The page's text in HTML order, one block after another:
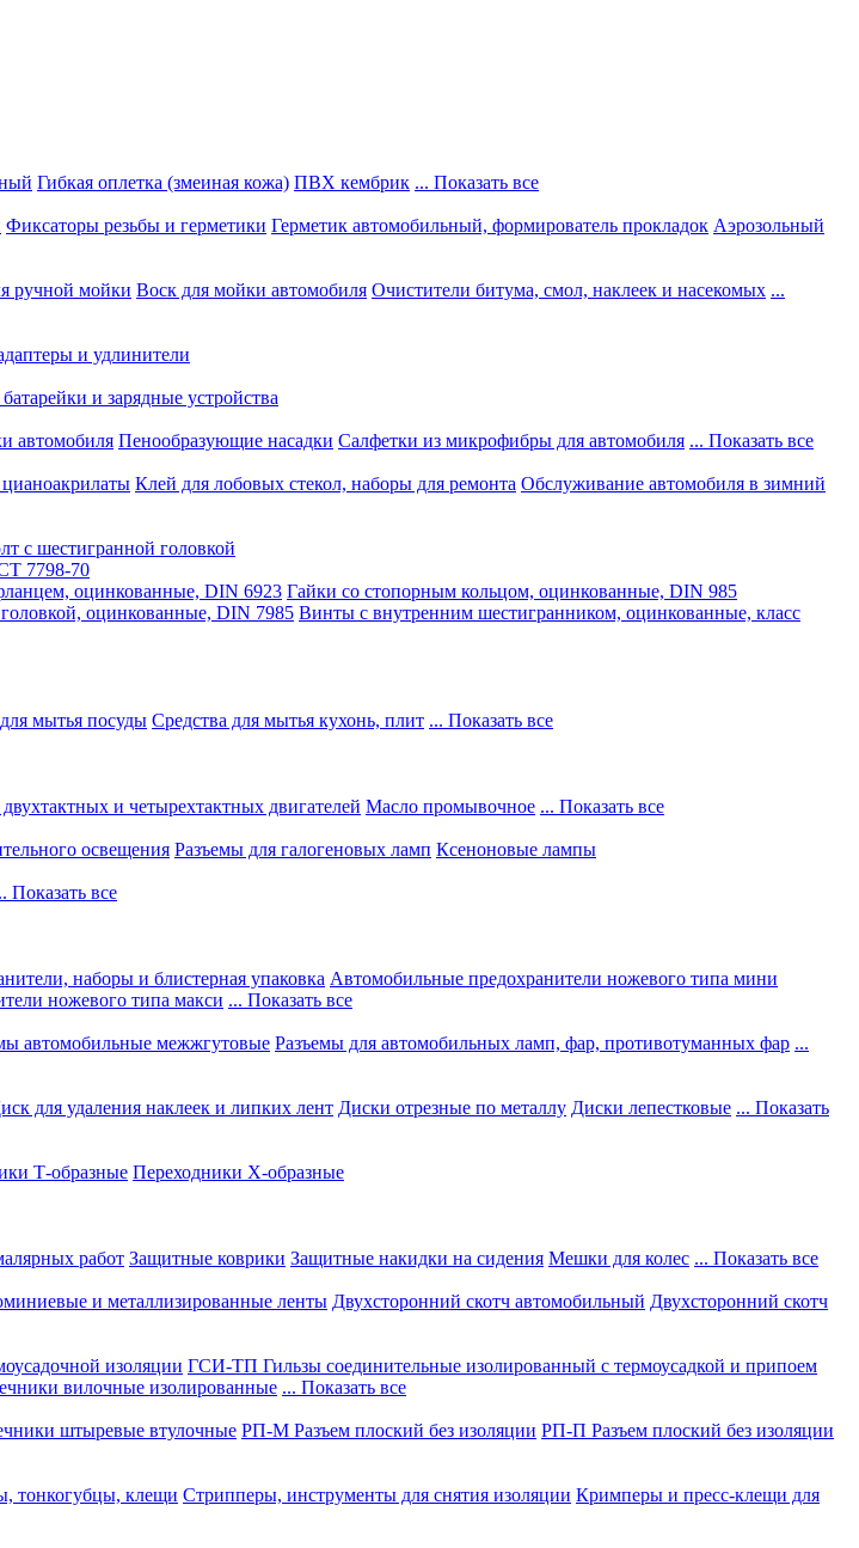
Гибкая оплетка (змеиная кожа) ПВХ кембрик ... Показать все
Фиксаторы резьбы и герметики Герметик автомобильный, формирователь прокладок Аэрозольный
ручной мойки Воск для мойки автомобиля Очистители битума, смол, наклеек и насекомых ...
и удлинители
и зарядные устройства
автомобиля Пенообразующие насадки Салфетки из микрофибры для автомобиля ... Показать все
Клей для лобовых стекол, наборы для ремонта Обслуживание автомобиля в зимний
с шестигранной головкой
7798-70
оцинкованные, DIN 6923 Гайки со стопорным кольцом, оцинкованные, DIN 985
оцинкованные, DIN 7985 Винты с внутренним шестигранником, оцинкованные, класс
мытья посуды Средства для мытья кухонь, плит ... Показать все
и четырехтактных двигателей Масло промывочное ... Показать все
освещения Разъемы для галогеновых ламп Ксеноновые лампы
Показать все
наборы и блистерная упаковка Автомобильные предохранители ножевого типа мини
ножевого типа макси ... Показать все
автомобильные межжгутовые Разъемы для автомобильных ламп, фар, противотуманных фар ...
для удаления наклеек и липких лент Диски отрезные по металлу Диски лепестковые ... Показать
Т-образные Переходники Х-образные
работ Защитные коврики Защитные накидки на сидения Мешки для колес ... Показать все
и металлизированные ленты Двухсторонний скотч автомобильный Двухсторонний скотч
изоляции ГСИ-ТП Гильзы соединительные изолированный с термоусадкой и припоем
вилочные изолированные ... Показать все
штыревые втулочные РП-М Разъем плоский без изоляции РП-П Разъем плоский без изоляции
тонкогубцы, клещи Стрипперы, инструменты для снятия изоляции Кримперы и пресс-клещи для